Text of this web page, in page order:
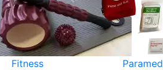
Fitness